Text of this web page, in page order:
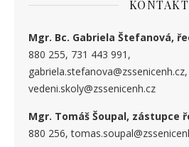
KONTAKT
Mgr. Bc. Gabriela Štefanová,
880 255, 731 443 991,
gabriela.stefanova@zssenicenh.cz,
vedeni.skoly@zssenicenh.cz
Mgr. Tomáš Šoupal, zástupce
880 256,